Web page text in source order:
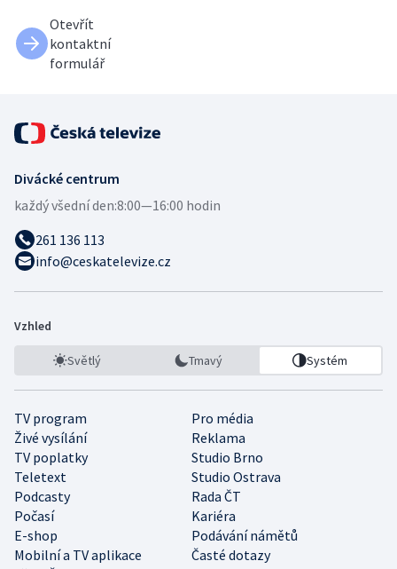
Otevřít
kontaktní
formulář
Divácké centrum
každý všední den:8:00—16:00 hodin
261 136 113
info@ceskatelevize.cz
Vzhled
Světlý Tmavý Systém
TV program
Pro média
Živé vysílání
Reklama
TV poplatky
Studio Brno
Teletext
Studio Ostrava
Podcasty
Rada ČT
Počasí
Kariéra
E-shop
Podávání námětů
Mobilní a TV aplikace
Časté dotazy